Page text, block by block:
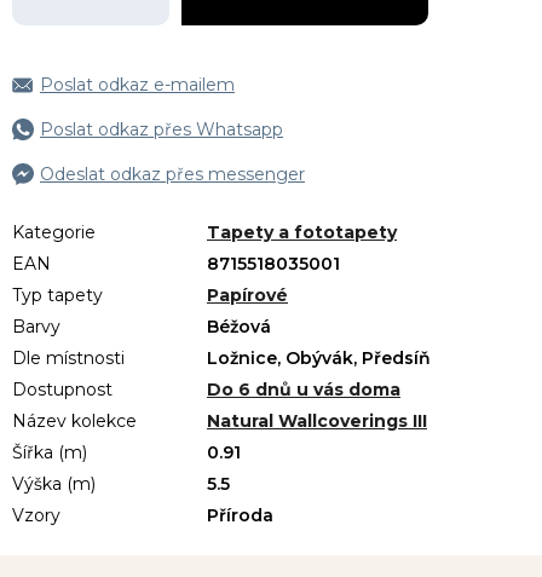
Poslat odkaz e-mailem
Poslat odkaz přes Whatsapp
Odeslat odkaz přes messenger
Kategorie
Tapety a fototapety
EAN
8715518035001
Typ tapety
Papírové
Barvy
Béžová
Dle místnosti
Ložnice, Obývák, Předsíň
Dostupnost
Do 6 dnů u vás doma
Název kolekce
Natural Wallcoverings III
Šířka (m)
0.91
Výška (m)
5.5
Vzory
Příroda